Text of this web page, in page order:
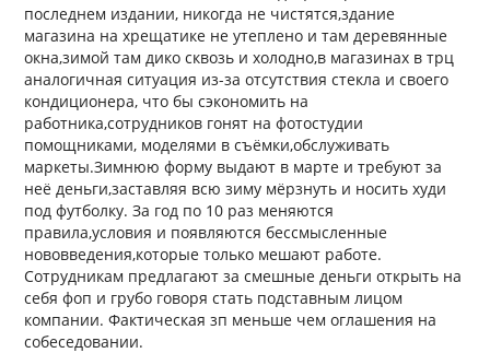
последнем издании, никогда не чистятся,здание
магазина на хрещатике не утеплено и там деревянные
окна,зимой там дико сквозь и холодно,в магазинах в трц
аналогичная ситуация из-за отсутствия стекла и своего
кондиционера, что бы сэкономить на
работника,сотрудников гонят на фотостудии
помощниками, моделями в съёмки,обслуживать
маркеты.Зимнюю форму выдают в марте и требуют за
неё деньги,заставляя всю зиму мёрзнуть и носить худи
под футболку. За год по 10 раз меняются
правила,условия и появляются бессмысленные
нововведения,которые только мешают работе.
Сотрудникам предлагают за смешные деньги открыть на
себя фоп и грубо говоря стать подставным лицом
компании. Фактическая зп меньше чем оглашения на
собеседовании.